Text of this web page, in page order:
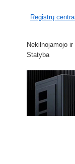
Registrų
Nekilnojamojo
Statyba